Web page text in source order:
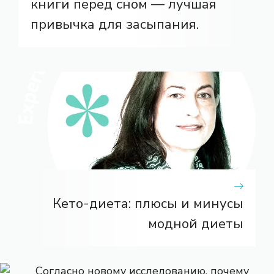
книги перед сном — лучшая
привычка для засыпания.
Кето-диета: плюсы и минусы
модной диеты